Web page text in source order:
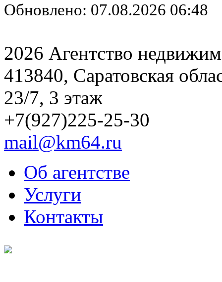
Обновлено: 07.08.2026 06:48
2026 Агентство
413840, Саратовская
23/7, 3 этаж
+7(927)225-25-30
mail@km64.ru
Об агентстве
Услуги
Контакты